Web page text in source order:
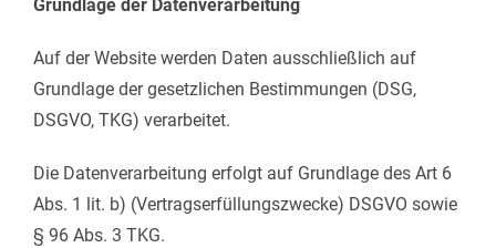
Grundlage der Datenverarbeitung
Auf der Website werden Daten ausschließlich auf
Grundlage der gesetzlichen Bestimmungen (DSG,
DSGVO, TKG) verarbeitet.
Die Datenverarbeitung erfolgt auf Grundlage des Art 6
Abs. 1 lit. b) (Vertragserfüllungszwecke) DSGVO sowie
§ 96 Abs. 3 TKG.